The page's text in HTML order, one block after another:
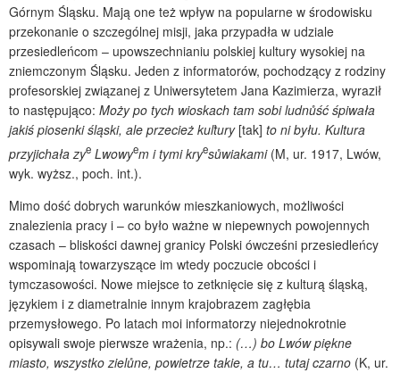
Górnym Śląsku. Mają one też wpływ na popularne w środowisku
przekonanie o szczególnej misji, jaka przypadła w udziale
przesiedleńcom – upowszechnianiu polskiej kultury wysokiej na
zniemczonym Śląsku. Jeden z informatorów, pochodzący z rodziny
profesorskiej związanej z Uniwersytetem Jana Kazimierza, wyraził
to następująco: Moży po tych wioskach tam sobi ludnůść śpiwała
jakiś piosenki śląski, ale przecież kuľtury [tak] to ni byłu. Kultura
przyjichała zye Lwowyem i tymi kryesůwiakami(M, ur. 1917, Lwów,
wyk. wyższ., poch. int.).
Mimo dość dobrych warunków mieszkaniowych, możliwości
znalezienia pracy i – co było ważne w niepewnych powojennych
czasach – bliskości dawnej granicy Polski ówcześni przesiedleńcy
wspominają towarzyszące im wtedy poczucie obcości i
tymczasowości. Nowe miejsce to zetknięcie się z kulturą śląską,
językiem i z diametralnie innym krajobrazem zagłębia
przemysłowego. Po latach moi informatorzy niejednokrotnie
opisywali swoje pierwsze wrażenia, np.: (…) bo Lwów piękne
miasto, wszystko zielůne, powietrze takie, a tu… tutaj czarno (K, ur.